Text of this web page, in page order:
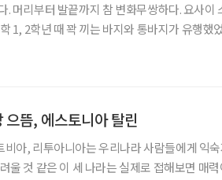
. 머리부터 발끝까지 참 변화무쌍하다. 요사이
1, 2학년 때 꽉 끼는 바지와 통바지가 유행했
뜸, 에스토니아 탈린
아, 리투아니아는 우리나라 사람들에게 익
것 같은 이 세 나라는 실제로 접해보면 매력